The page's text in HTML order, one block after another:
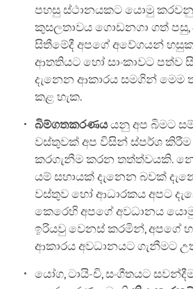
පහසු ස්ථානයකට යොමු කරවනු
කුසලතාවය ගොඩනගා ගත් පසු,
සිතීමේදී අපගේ අවේගයන්
ආතතියට හෝ සාංකාවට පත්ව
දැනෙන ආකාරය සමගින්
කළ හැක.
බිම්ගතකරණයයනු අප බිමට
වස්තුවක් අප විසින් ස්පර්ශ
කරගැනීම කරන තත්ත්වයකි.
යම් සහායක් දැනෙන බවක්
වස්තුව හෝ ආධාරකය අපට
කෙරෙහි අපගේ අවධානය
ඉරියවු වෙනස් කරමින්, අපගේ
ආකාරය අවධානයට ගැනීමට
යෝග, ටායි-චි, සංගීතයට